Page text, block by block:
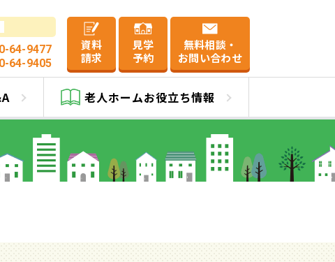
64-9477
64-9405
資料
請求
見学
予約
無料相談・
お問い合わせ
老人ホームお役立ち情報